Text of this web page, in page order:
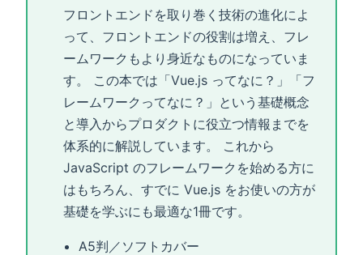
フロントエンドを取り巻く技術の進化によ
って、フロントエンドの役割は増え、フレ
ームワークもより身近なものになっていま
す。 この本では「Vue.js ってなに？」「フ
レームワークってなに？」という基礎概念
と導入からプロダクトに役立つ情報までを
体系的に解説しています。 これから
JavaScript のフレームワークを始める方に
はもちろん、すでに Vue.js をお使いの方が
基礎を学ぶにも最適な1冊です。
A5判／ソフトカバー